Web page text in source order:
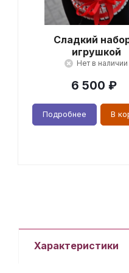
Сладкий
игрушкой
Нет в наличии
6 500 ₽
Подробнее В
Характеристики